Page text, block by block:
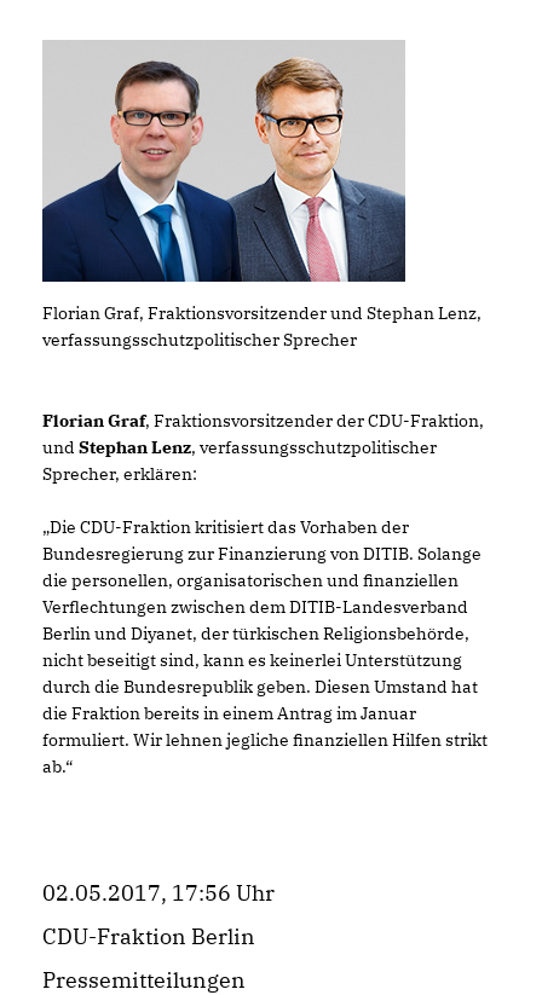
Florian Graf, Fraktionsvorsitzender und Stephan Lenz,
verfassungsschutzpolitischer Sprecher
Florian Graf, Fraktionsvorsitzender der CDU-Fraktion,
und Stephan Lenz, verfassungsschutzpolitischer
Sprecher, erklären:
Die CDU-Fraktion kritisiert das Vorhaben der
Bundesregierung zur Finanzierung von DITIB. Solange
die personellen, organisatorischen und finanziellen
Verflechtungen zwischen dem DITIB-Landesverband
Berlin und Diyanet, der türkischen Religionsbehörde,
nicht beseitigt sind, kann es keinerlei Unterstützung
durch die Bundesrepublik geben. Diesen Umstand hat
die Fraktion bereits in einem Antrag im Januar
formuliert. Wir lehnen jegliche finanziellen Hilfen strikt
ab.“
02.05.2017, 17:56 Uhr
CDU-Fraktion Berlin
Pressemitteilungen